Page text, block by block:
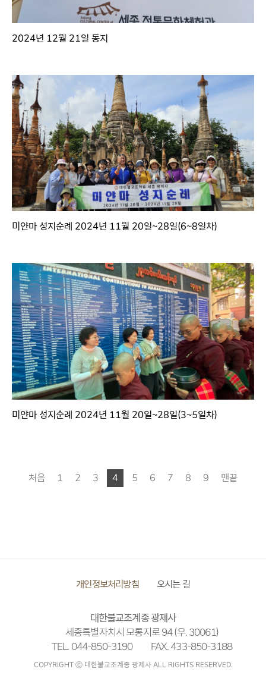
2024년 12월 21일 동지
미얀마 성지순례 2024년 11월 20일~28일(6~8일차)
미얀마 성지순례 2024년 11월 20일~28일(3~5일차)
처음 1 2 3 4 5 6 7 8 9 맨끝
개인정보처리방침 오시는 길
대한불교조계종 광제사
세종특별자치시 모롱지로 94 (우. 30061)
TEL. 044-850-3190
FAX. 433-850-3188
COPYRIGHT Ⓒ 대한불교조계종 광제사 ALL RIGHTS RESERVED.